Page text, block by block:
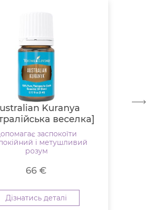
Kuranya
веселка]
заспокоїти
і метушливий
розум
66 €
Дізнатись деталі